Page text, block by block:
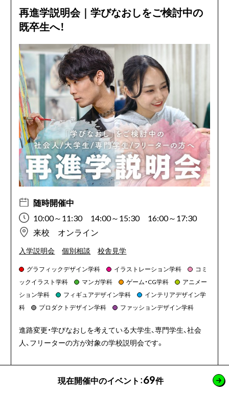
現在開催中のイベント：69件
再進学説明会｜学びなおしをご検討中の
既卒生へ！
随時開催中
10:00～11:30 14:00～15:30 16:00～17:30
来校 オンライン
入学説明会 個別相談 校舎見学
グラフィックデザイン学科 イラストレーション学科
コミ
ックイラスト学科
マンガ学科 ゲーム・CG学科
アニメー
ション学科
フィギュアデザイン学科
インテリアデザイン学
科
プロダクトデザイン学科 ファッションデザイン学科
進路変更・学びなおしを考えている大学生、専門学生、社会
人、フリーターの方が対象の学校説明会です。